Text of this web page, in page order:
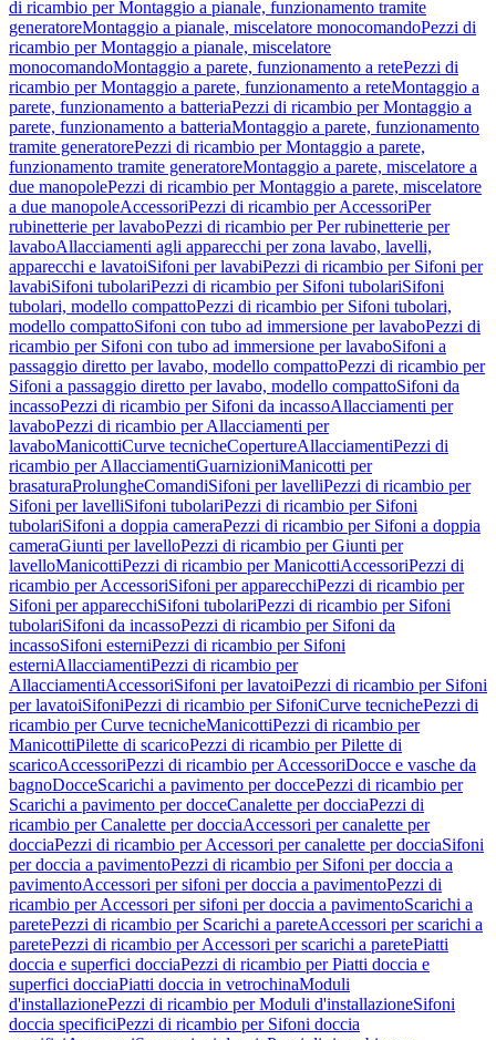
di ricambio per Montaggio a pianale, funzionamento tramite
generatoreMontaggio a pianale, miscelatore monocomandoPezzi di
ricambio per Montaggio a pianale, miscelatore
monocomandoMontaggio a parete, funzionamento a retePezzi di
ricambio per Montaggio a parete, funzionamento a reteMontaggio a
parete, funzionamento a batteriaPezzi di ricambio per Montaggio a
parete, funzionamento a batteriaMontaggio a parete, funzionamento
tramite generatorePezzi di ricambio per Montaggio a parete,
funzionamento tramite generatoreMontaggio a parete, miscelatore a
due manopolePezzi di ricambio per Montaggio a parete, miscelatore
a due manopoleAccessoriPezzi di ricambio per AccessoriPer
rubinetterie per lavaboPezzi di ricambio per Per rubinetterie per
lavaboAllacciamenti agli apparecchi per zona lavabo, lavelli,
apparecchi e lavatoiSifoni per lavabiPezzi di ricambio per Sifoni per
lavabiSifoni tubolariPezzi di ricambio per Sifoni tubolariSifoni
tubolari, modello compattoPezzi di ricambio per Sifoni tubolari,
modello compattoSifoni con tubo ad immersione per lavaboPezzi di
ricambio per Sifoni con tubo ad immersione per lavaboSifoni a
passaggio diretto per lavabo, modello compattoPezzi di ricambio per
Sifoni a passaggio diretto per lavabo, modello compattoSifoni da
incassoPezzi di ricambio per Sifoni da incassoAllacciamenti per
lavaboPezzi di ricambio per Allacciamenti per
lavaboManicottiCurve tecnicheCopertureAllacciamentiPezzi di
ricambio per AllacciamentiGuarnizioniManicotti per
brasaturaProlungheComandiSifoni per lavelliPezzi di ricambio per
Sifoni per lavelliSifoni tubolariPezzi di ricambio per Sifoni
tubolariSifoni a doppia cameraPezzi di ricambio per Sifoni a doppia
cameraGiunti per lavelloPezzi di ricambio per Giunti per
lavelloManicottiPezzi di ricambio per ManicottiAccessoriPezzi di
ricambio per AccessoriSifoni per apparecchiPezzi di ricambio per
Sifoni per apparecchiSifoni tubolariPezzi di ricambio per Sifoni
tubolariSifoni da incassoPezzi di ricambio per Sifoni da
incassoSifoni esterniPezzi di ricambio per Sifoni
esterniAllacciamentiPezzi di ricambio per
AllacciamentiAccessoriSifoni per lavatoiPezzi di ricambio per Sifoni
per lavatoiSifoniPezzi di ricambio per SifoniCurve tecnichePezzi di
ricambio per Curve tecnicheManicottiPezzi di ricambio per
ManicottiPilette di scaricoPezzi di ricambio per Pilette di
scaricoAccessoriPezzi di ricambio per AccessoriDocce e vasche da
bagnoDocceScarichi a pavimento per doccePezzi di ricambio per
Scarichi a pavimento per docceCanalette per docciaPezzi di
ricambio per Canalette per docciaAccessori per canalette per
docciaPezzi di ricambio per Accessori per canalette per docciaSifoni
per doccia a pavimentoPezzi di ricambio per Sifoni per doccia a
pavimentoAccessori per sifoni per doccia a pavimentoPezzi di
ricambio per Accessori per sifoni per doccia a pavimentoScarichi a
paretePezzi di ricambio per Scarichi a pareteAccessori per scarichi a
paretePezzi di ricambio per Accessori per scarichi a paretePiatti
doccia e superfici docciaPezzi di ricambio per Piatti doccia e
superfici docciaPiatti doccia in vetrochinaModuli
d'installazionePezzi di ricambio per Moduli d'installazioneSifoni
doccia specificiPezzi di ricambio per Sifoni doccia